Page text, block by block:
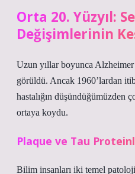
Orta 20. Yüzyıl:
Değişimlerinin
Uzun yıllar boyunca
görüldü. Ancak 1960’lardan
hastalığın düşündüğümüzden
ortaya koydu.
Plaque ve Tau
Bilim insanları iki temel